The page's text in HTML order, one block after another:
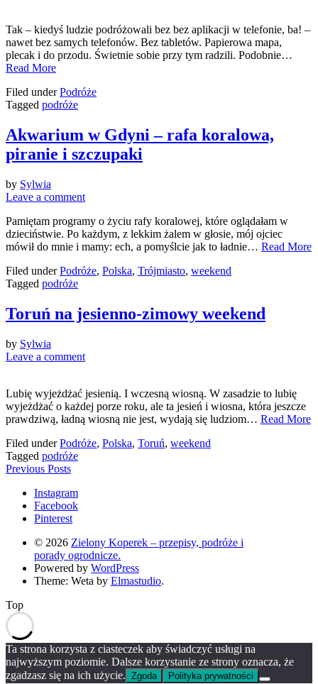
Tak – kiedyś ludzie podróżowali bez bez aplikacji w telefonie, ba! –
nawet bez samych telefonów. Bez tabletów. Papierowa mapa,
plecak i do przodu. Świetnie sobie przy tym radzili. Podobnie…
Read More
Filed underPodróże
Tagged podróże
Akwarium w Gdyni – rafa koralowa,
piranie i szczupaki
by Sylwia
Leave a comment
Pamiętam programy o życiu rafy koralowej, które oglądałam w
dzieciństwie. Po każdym, z lekkim żalem w głosie, mój ojciec
mówił do mnie i mamy: ech, a pomyślcie jak to ładnie… Read More
Filed underPodróże, Polska, Trójmiasto, weekend
Tagged podróże
Toruń na jesienno-zimowy weekend
by Sylwia
Leave a comment
Lubię wyjeżdżać jesienią. I wczesną wiosną. W zasadzie to lubię
wyjeżdżać o każdej porze roku, ale ta jesień i wiosna, która jeszcze
prawdziwą, ładną wiosną nie jest, wydają się ludziom… Read More
Filed underPodróże, Polska, Toruń, weekend
Tagged podróże
Previous Posts
Instagram
Facebook
Pinterest
© 2026 Zielony Koperek – przepisy, podróże i
porady ogrodnicze.
Powered by WordPress
Theme: Weta by Elmastudio.
Top
Ta strona korzysta z ciasteczek aby świadczyć usługi na
najwyższym poziomie. Dalsze korzystanie ze strony oznacza, że
zgadzasz się na ich użycie. Zgoda Polityka prywatności